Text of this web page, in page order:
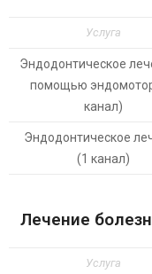
Услуга
Эндодонтическое
помощью
канал)
Эндодонтическое
(1 канал)
Лечение
Услуга